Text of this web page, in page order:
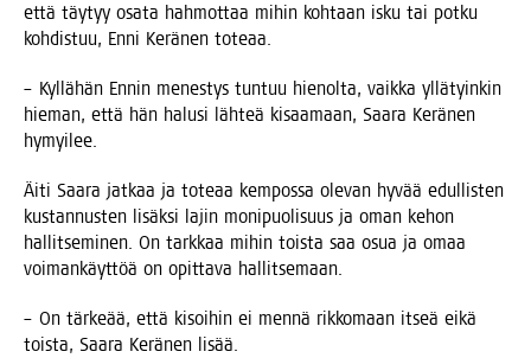
että täy­tyy osa­ta hah­mot­taa mihin koh­taan isku tai pot­ku
koh­dis­tuu, Enni Kerä­nen toteaa.
– Kyl­lä­hän Ennin menes­tys tun­tuu hie­nol­ta, vaik­ka yllä­tyin­kin
hie­man, että hän halusi läh­teä kisaa­maan, Saa­ra Kerä­nen
hymyilee.
Äiti Saa­ra jat­kaa ja tote­aa kem­pos­sa ole­van hyvää edul­lis­ten
kus­tan­nus­ten lisäk­si lajin moni­puo­li­suus ja oman kehon
hal­lit­se­mi­nen. On tark­kaa mihin tois­ta saa osua ja omaa
voi­man­käyt­töä on opit­ta­va hallitsemaan.
– On tär­ke­ää, että kisoi­hin ei men­nä rik­ko­maan itseä eikä
tois­ta, Saa­ra Kerä­nen lisää.